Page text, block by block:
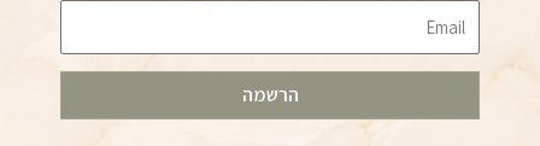
Email
הרשמה